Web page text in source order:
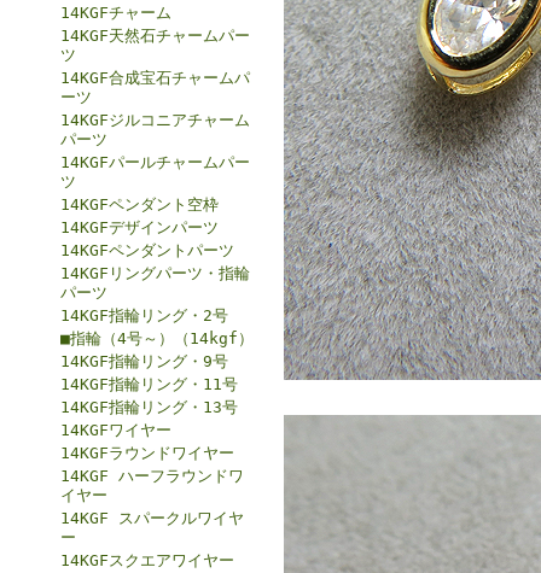
14KGFチャーム
14KGF天然石チャームパー
ツ
14KGF合成宝石チャームパ
ーツ
14KGFジルコニアチャーム
パーツ
14KGFパールチャームパー
ツ
14KGFペンダント空枠
14KGFデザインパーツ
14KGFペンダントパーツ
14KGFリングパーツ・指輪
パーツ
14KGF指輪リング・2号
■指輪（4号～）（14kgf）
14KGF指輪リング・9号
14KGF指輪リング・11号
14KGF指輪リング・13号
14KGFワイヤー
14KGFラウンドワイヤー
14KGF ハーフラウンドワ
イヤー
14KGF スパークルワイヤ
ー
14KGFスクエアワイヤー